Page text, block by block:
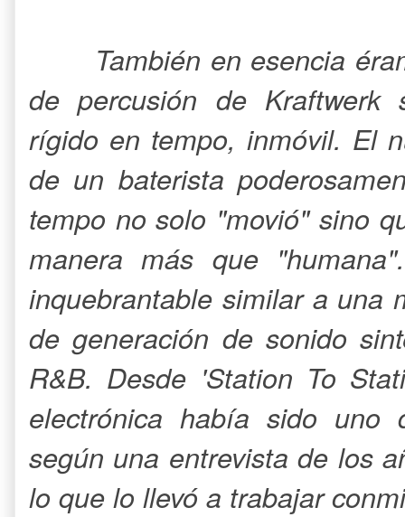
También en esencia
de percusión de Kraftwerk
rígido en tempo, inmóvil. El
de un baterista
tempo no solo "movió" sino
manera más que
inquebrantable similar a una
de generación de sonido
R&B. Desde 'Station To
electrónica había sido uno
según una entrevista de los
lo que lo llevó a trabajar